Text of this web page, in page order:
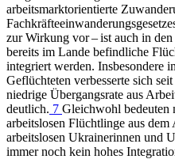
arbeitsmarktorientierte
zur Wirkung vor – ist auch in
bereits im Lande befindliche
integriert werden. Insbesondere
Geflüchteten verbesserte sich
niedrige Übergangsrate aus
deutlich. 7 Gleichwohl bedeuten
arbeitslosen Flüchtlinge aus
arbeitslosen Ukrainerinnen und
immer noch kein hohes